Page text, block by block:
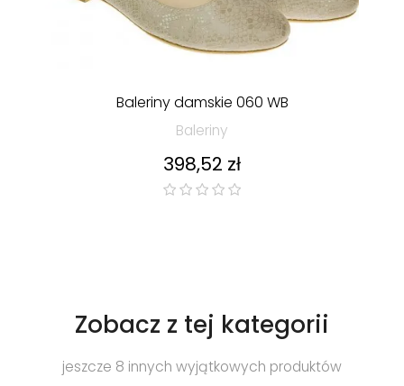
Baleriny damskie 060 WB
Baleriny
Cena
398,52 zł
Zobacz z tej kategorii
jeszcze 8 innych wyjątkowych produktów